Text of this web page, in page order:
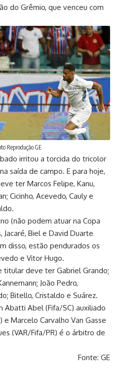
do Grêmio, que venceu com
Reprodução GE
irritou a torcida do tricolor
saída de campo. E para hoje,
ter Marcos Felipe, Kanu,
Cicinho, Acevedo, Cauly e
(não podem atuar na Copa
Jacaré, Biel e David Duarte
disso, estão pendurados os
e Vitor Hugo.
deve ter Gabriel Grando;
João Pedro,
Bitello, Cristaldo e Suárez.
Abatti Abel (Fifa/SC) auxiliado
e Marcelo Carvalho Van Gasse
(VAR/Fifa/PR) é o árbitro de
Fonte: GE